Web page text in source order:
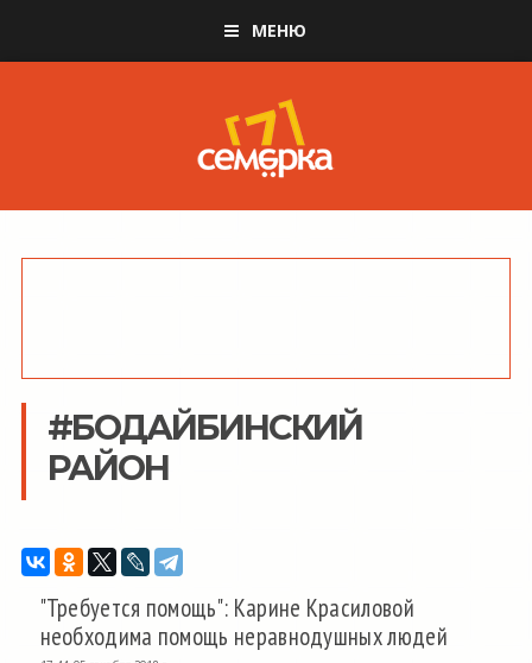
МЕНЮ
#БОДАЙБИНСКИЙ
РАЙОН
"Требуется помощь": Карине Красиловой
необходима помощь неравнодушных людей